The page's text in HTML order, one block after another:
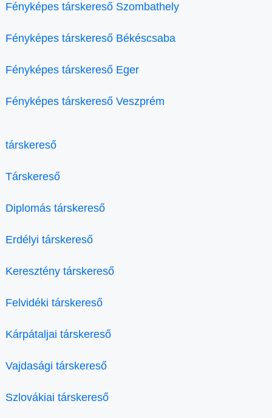
Fényképes társkereső Szombathely
Fényképes társkereső Békéscsaba
Fényképes társkereső Eger
Fényképes társkereső Veszprém
társkereső
Társkereső
Diplomás társkereső
Erdélyi társkereső
Keresztény társkereső
Felvidéki társkereső
Kárpátaljai társkereső
Vajdasági társkereső
Szlovákiai társkereső